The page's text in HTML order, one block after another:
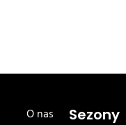
O nas
Sezony